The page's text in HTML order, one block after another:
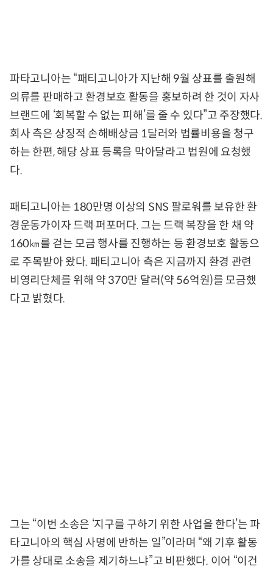
파타고니아는 “패티고니아가 지난해 9월 상표를 출원해
의류를 판매하고 환경보호 활동을 홍보하려 한 것이 자사
브랜드에 ‘회복할 수 없는 피해’를 줄 수 있다”고 주장했다.
회사 측은 상징적 손해배상금 1달러와 법률비용을 청구
하는 한편, 해당 상표 등록을 막아달라고 법원에 요청했
다.
패티고니아는 180만명 이상의 SNS 팔로워를 보유한 환
경운동가이자 드랙 퍼포머다. 그는 드랙 복장을 한 채 약
160㎞를 걷는 모금 행사를 진행하는 등 환경보호 활동으
로 주목받아 왔다. 패티고니아 측은 지금까지 환경 관련
비영리단체를 위해 약 370만 달러(약 56억원)를 모금했
다고 밝혔다.
그는 “이번 소송은 ‘지구를 구하기 위한 사업을 한다’는 파
타고니아의 핵심 사명에 반하는 일”이라며 “왜 기후 활동
가를 상대로 소송을 제기하느냐”고 비판했다. 이어 “이건